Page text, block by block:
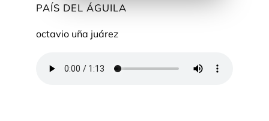
PAÍS DEL ÁGUILA
octavio uña juárez